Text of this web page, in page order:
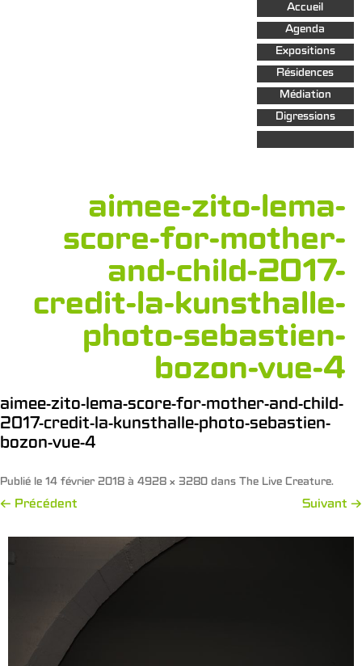
Aller au
contenu
principal
Accueil
Agenda
Expositions
Résidences
Médiation
Digressions
aimee-zito-lema-
score-for-mother-
and-child-2017-
credit-la-kunsthalle-
photo-sebastien-
bozon-vue-4
aimee-zito-lema-score-for-mother-and-child-
2017-credit-la-kunsthalle-photo-sebastien-
bozon-vue-4
Publié le 14 février 2018 à 4928 × 3280 dans The Live Creature.
← Précédent Suivant →